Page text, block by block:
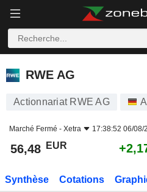
RWE AG
RWE AG
Actionnariat RWE AG
Marché Fermé - Xetra 17:38:52 06/08/
56,48 EUR
Synthèse Cotations